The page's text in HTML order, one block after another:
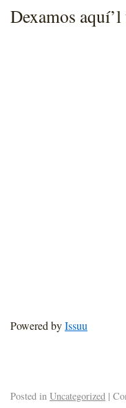
Dexamos
Powered byIssuu
Posted in Uncategorized |